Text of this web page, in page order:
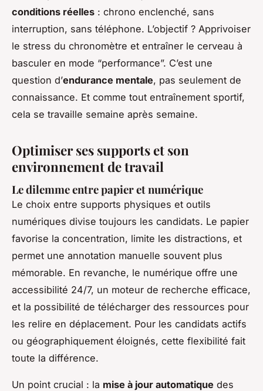
conditions réelles : chrono enclenché, sans
interruption, sans téléphone. L’objectif ? Apprivoiser
le stress du chronomètre et entraîner le cerveau à
basculer en mode “performance”. C’est une
question d’endurance mentale, pas seulement de
connaissance. Et comme tout entraînement sportif,
cela se travaille semaine après semaine.
Optimiser ses supports et son
environnement de travail
Le dilemme entre papier et numérique
Le choix entre supports physiques et outils
numériques divise toujours les candidats. Le papier
favorise la concentration, limite les distractions, et
permet une annotation manuelle souvent plus
mémorable. En revanche, le numérique offre une
accessibilité 24/7, un moteur de recherche efficace,
et la possibilité de télécharger des ressources pour
les relire en déplacement. Pour les candidats actifs
ou géographiquement éloignés, cette flexibilité fait
toute la différence.
Un point crucial : la mise à jour automatique des